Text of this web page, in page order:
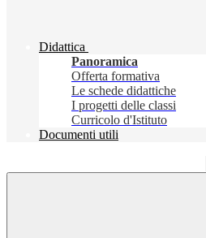
Didattica
Panoramica
Offerta formativa
Le schede didattiche
I progetti delle classi
Curricolo d'Istituto
Documenti utili